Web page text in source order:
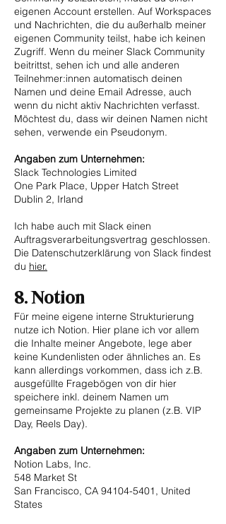
eigenen Account erstellen. Auf Workspaces
und Nachrichten, die du außerhalb meiner
eigenen Community teilst, habe ich keinen
Zugriff. Wenn du meiner Slack Community
beitrittst, sehen ich und alle anderen
Teilnehmer:innen automatisch deinen
Namen und deine Email Adresse, auch
wenn du nicht aktiv Nachrichten verfasst.
Möchtest du, dass wir deinen Namen nicht
sehen, verwende ein Pseudonym.
Angaben zum Unternehmen:
Slack Technologies Limited
One Park Place, Upper Hatch Street
Dublin 2, Irland
Ich habe auch mit Slack einen
Auftragsverarbeitungsvertrag geschlossen.
Die Datenschutzerklärung von Slack findest
du hier.
8. Notion
Für meine eigene interne Strukturierung
nutze ich Notion. Hier plane ich vor allem
die Inhalte meiner Angebote, lege aber
keine Kundenlisten oder ähnliches an. Es
kann allerdings vorkommen, dass ich z.B.
ausgefüllte Fragebögen von dir hier
speichere inkl. deinem Namen um
gemeinsame Projekte zu planen (z.B. VIP
Day, Reels Day).
Angaben zum Unternehmen:
Notion Labs, Inc.
548 Market St
San Francisco, CA 94104-5401, United
States